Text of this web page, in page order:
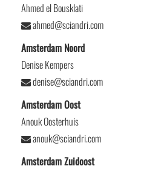
Ahmed el Bousklati
ahmed@sciandri.com
Amsterdam Noord
Denise Kempers
denise@sciandri.com
Amsterdam Oost
Anouk Oosterhuis
anouk@sciandri.com
Amsterdam Zuidoost